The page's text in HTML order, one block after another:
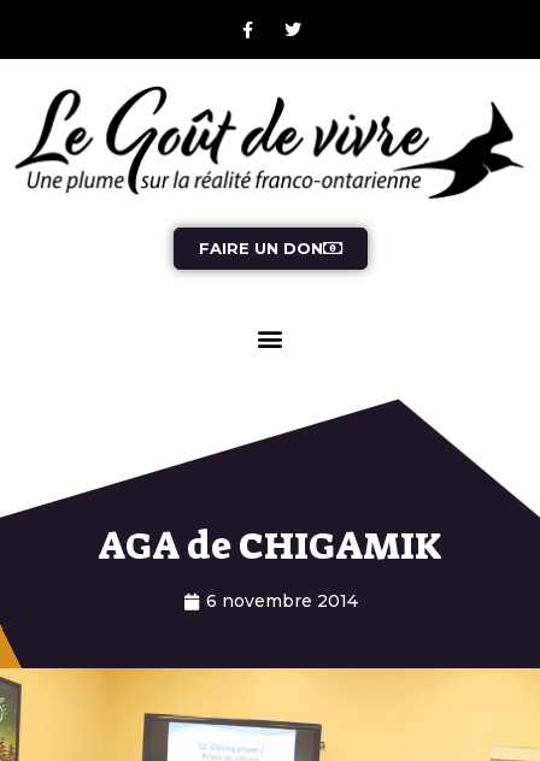
FAIRE UN DON
AGA de CHIGAMIK
6 novembre 2014